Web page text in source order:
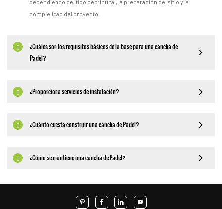
dependiendo del tipo de tribunal, la preparación del sitio y la
complejidad del proyecto.
Q
¿Cuáles son los requisitos básicos de la base para una cancha de
Padel?
Q ¿Proporciona servicios de instalación?
Q ¿Cuánto cuesta construir una cancha de Padel?
Q ¿Cómo se mantiene una cancha de Padel?